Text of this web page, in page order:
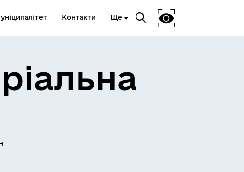
Контакти Ще